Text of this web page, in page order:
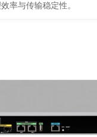
率与传输稳定性。